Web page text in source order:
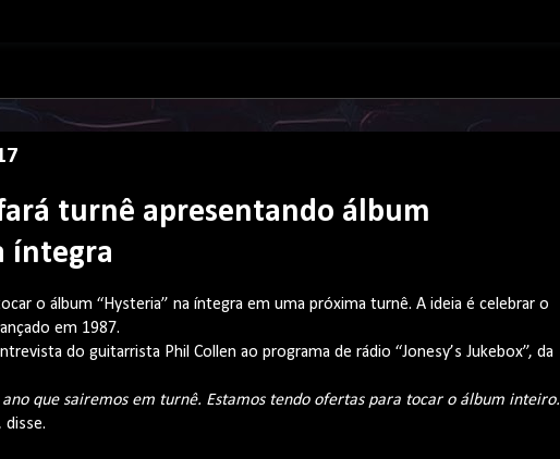
turnê apresentando álbum
íntegra
o álbum “Hysteria” na íntegra em uma próxima turnê. A ideia é celebrar o
em 1987.
do guitarrista Phil Collen ao programa de rádio “Jonesy’s Jukebox”, da
que sairemos em turnê. Estamos tendo ofertas para tocar o álbum inteiro.
disse.